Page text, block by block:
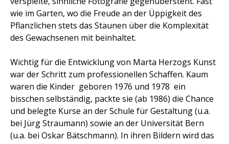
wie im Garten, wo die Freude an der Üppigkeit des
Pflanzlichen stets das Staunen über die Komplexität
des Gewachsenen mit beinhaltet.
Wichtig für die Entwicklung von Marta Herzogs Kunst
war der Schritt zum professionellen Schaffen. Kaum
waren die Kinder  geboren 1976 und 1978  ein
bisschen selbständig, packte sie (ab 1986) die Chance
und belegte Kurse an der Schule für Gestaltung (u.a.
bei Jürg Straumann) sowie an der Universität Bern
(u.a. bei Oskar Bätschmann). In ihren Bildern wird das